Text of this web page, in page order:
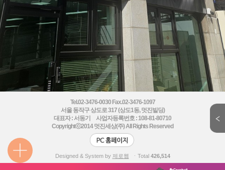
Tel.02-3476-0030 Fax.02-3476-1097
서울 동작구 상도로 317 (상도1동, 멋진빌딩)
대표자 : 서동기 사업자등록번호 : 108-81-80710
Copyrightⓒ2014멋진세상(주) All Rights Reserved
Designed & System by 제로웹 ㆍTotal 426,514